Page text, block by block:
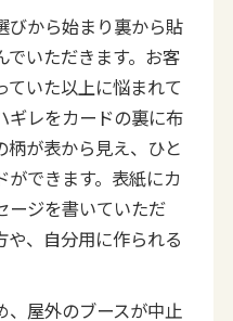
から始まり裏から貼
でいただきます。お客
いた以上に悩まれて
ギレをカードの裏に布
が表から見え、ひと
ができます。表紙にカ
ージを書いていただ
や、自分用に作られる
屋外のブースが中止